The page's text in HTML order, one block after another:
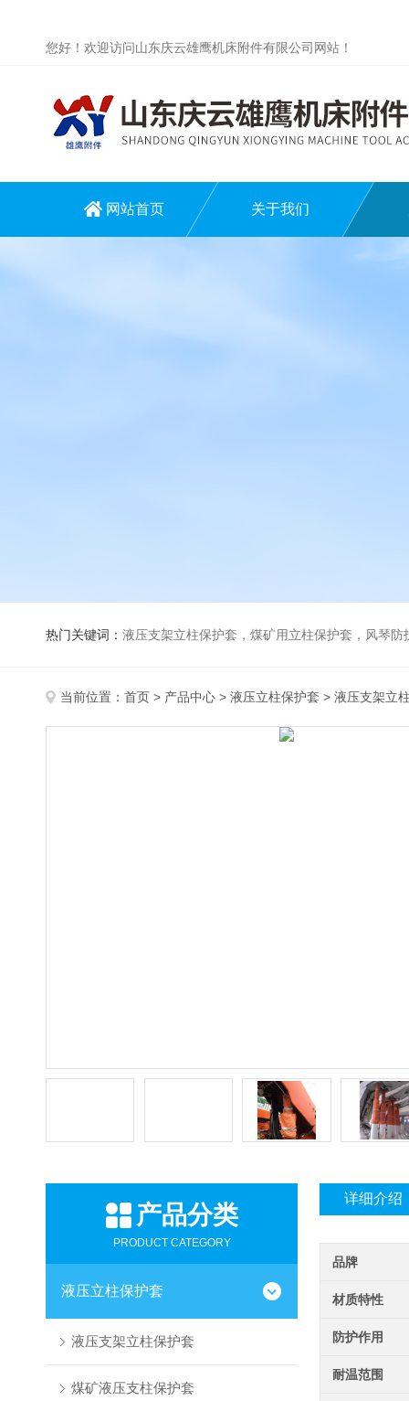
您好！欢迎访问山东庆云雄鹰机床附件有限公司网站！
网站首页 关于我们
热门关键词： 液压支架立柱保护套，煤矿用立柱保护套，风琴
当前位置： 首页 > 产品中心 > 液压立柱保护套 > 液压支架立
产品分类
PRODUCT CATEGORY
液压立柱保护套
液压支架立柱保护套
煤矿液压支柱保护套
详细介绍
品牌
材质特性
防护作用
耐温范围